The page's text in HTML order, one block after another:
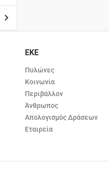
ΕΚΕ
Πυλώνες
Κοινωνία
Περιβάλλον
Άνθρωπος
Απολογισμός Δράσεων
Εταιρεία